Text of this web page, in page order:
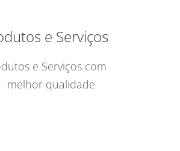
e Serviços
e Serviços com
melhor qualidade